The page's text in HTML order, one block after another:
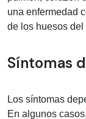
una enfermedad
de los huesos del
Síntomas
Los síntomas
En algunos